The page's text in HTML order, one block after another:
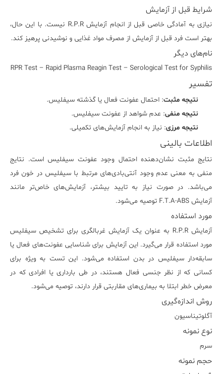
شرایط قبل از آزمایش
نیازی به آمادگی خاصی قبل از انجام آزمایش R.P.R نیست. با این حال،
بهتر است فرد قبل از آزمایش از مصرف مواد غذایی و نوشیدنی پرهیز کند.
نام‌های دیگر
RPR Test – Rapid Plasma Reagin Test – Serological Test for Syphilis
تفسیر
نتیجه مثبت: احتمال عفونت فعال یا گذشته سیفلیس.
نتیجه منفی: عدم شواهد از عفونت سیفلیس.
نتیجه مرزی: نیاز به انجام آزمایش‌های تکمیلی.
اطلاعات بالینی
نتایج مثبت نشان‌دهنده احتمال وجود عفونت سیفلیس است. نتایج
منفی به معنی عدم وجود آنتی‌بادی‌های مرتبط با سیفلیس در خون فرد
می‌باشد. در صورت نیاز به تایید بیشتر، آزمایش‌های خاص‌تر مانند
آزمایش F.T.A-ABS توصیه می‌شود.
مورد استفاده
آزمایش R.P.R به عنوان یک آزمایش غربالگری برای تشخیص سیفلیس
مورد استفاده قرار می‌گیرد. این آزمایش برای شناسایی عفونت‌های فعال یا
سابقه‌دار سیفلیس در بدن استفاده می‌شود. این تست به ویژه برای
کسانی که از نظر جنسی فعال هستند، در طی بارداری یا افرادی که در
معرض خطر ابتلا به بیماری‌های مقاربتی قرار دارند، توصیه می‌شود.
روش اندازه‌گیری
آگلوتيناسيون
نوع نمونه
سرم
حجم نمونه